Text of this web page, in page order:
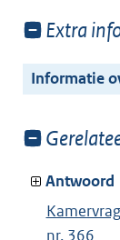
Toon
van:
Extra
Informatie
Toon
van:
Antwoord
nr. 366